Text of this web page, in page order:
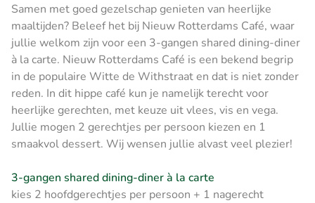
Samen met goed gezelschap genieten van heerlijke
maaltijden? Beleef het bij Nieuw Rotterdams Café, waar
jullie welkom zijn voor een 3-gangen shared dining-diner
à la carte. Nieuw Rotterdams Café is een bekend begrip
in de populaire Witte de Withstraat en dat is niet zonder
reden. In dit hippe café kun je namelijk terecht voor
heerlijke gerechten, met keuze uit vlees, vis en vega.
Jullie mogen 2 gerechtjes per persoon kiezen en 1
smaakvol dessert. Wij wensen jullie alvast veel plezier!
3-gangen shared dining-diner à la carte
kies 2 hoofdgerechtjes per persoon + 1 nagerecht